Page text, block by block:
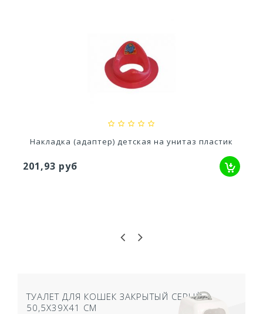
Кашпо балконное La Decoro 50см (10л) Цв....
Накладка (адаптер) детская на унитаз пластик
201,93 руб
ТУАЛЕТ ДЛЯ КОШЕК ЗАКРЫТЫЙ СЕРЫЙ
50,5Х39Х41 СМ